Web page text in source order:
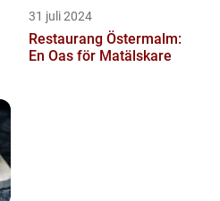
31 juli 2024
Restaurang Östermalm:
En Oas för Matälskare